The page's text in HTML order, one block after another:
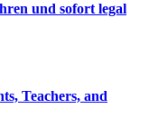
und sofort legal
Teachers, and